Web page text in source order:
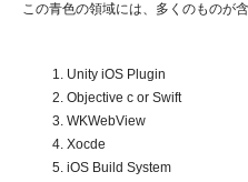
この青色の領域には、多くのものが
Unity iOS Plugin
Objective c or Swift
WKWebView
Xocde
iOS Build System